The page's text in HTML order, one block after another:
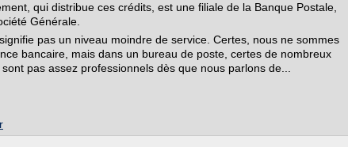
qui distribue ces crédits, est une filiale de la Banque Postale,
Générale.
pas un niveau moindre de service. Certes, nous ne sommes
bancaire, mais dans un bureau de poste, certes de nombreux
pas assez professionnels dès que nous parlons de...